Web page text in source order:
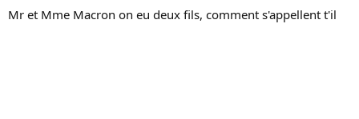
a
u
Mr et Mme Macron on eu deux fils, comment s'appellent t'il